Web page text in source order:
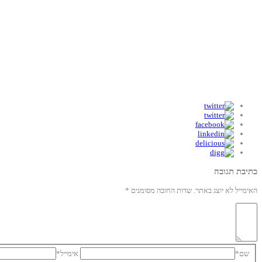
כתיבת תגובה
האימייל לא יוצג באתר. שדות החובה מסומנים *
שם* אימייל*